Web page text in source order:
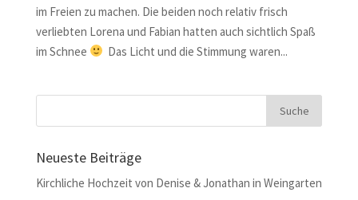
im Freien zu machen. Die beiden noch relativ frisch
verliebten Lorena und Fabian hatten auch sichtlich Spaß
im Schnee
Das Licht und die Stimmung waren...
Neueste Beiträge
Kirchliche Hochzeit von Denise & Jonathan in Weingarten